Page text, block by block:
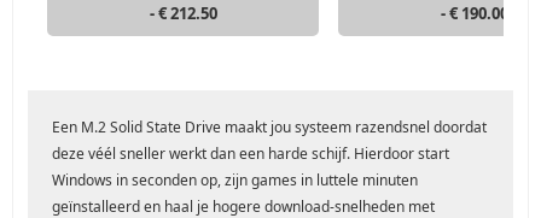
- € 212.50 - € 190.00
Een M.2 Solid State Drive maakt jou systeem razendsnel doordat
deze véél sneller werkt dan een harde schijf. Hierdoor start
Windows in seconden op, zijn games in luttele minuten
geïnstalleerd en haal je hogere download-snelheden met